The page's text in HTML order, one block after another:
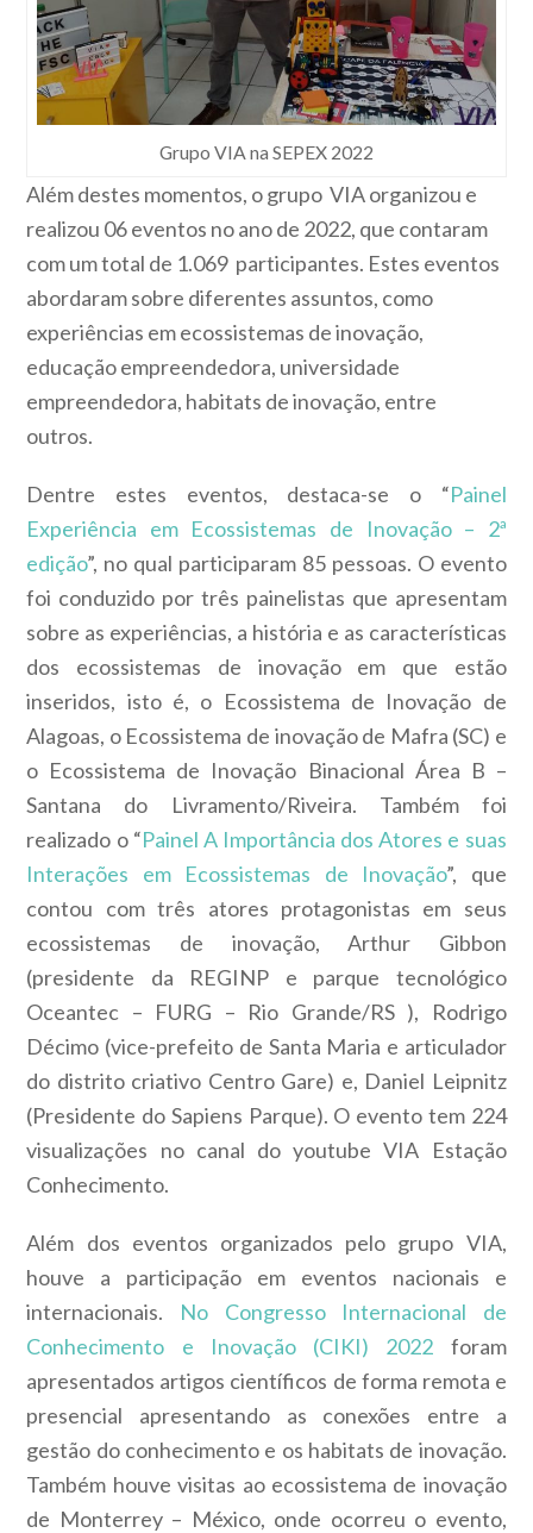
Grupo VIA na SEPEX 2022
Além destes momentos, o grupo VIA organizou e
realizou 06 eventos no ano de 2022, que contaram
com um total de 1.069 participantes. Estes eventos
abordaram sobre diferentes assuntos, como
experiências em ecossistemas de inovação,
educação empreendedora, universidade
empreendedora, habitats de inovação, entre
outros.
Dentre estes eventos, destaca-se o “Painel
Experiência em Ecossistemas de Inovação – 2ª
edição”, no qual participaram 85 pessoas. O evento
foi conduzido por três painelistas que apresentam
sobre as experiências, a história e as características
dos ecossistemas de inovação em que estão
inseridos, isto é, o Ecossistema de Inovação de
Alagoas, o Ecossistema de inovação de Mafra (SC) e
o Ecossistema de Inovação Binacional Área B –
Santana do Livramento/Riveira. Também foi
realizado o “Painel A Importância dos Atores e suas
Interações em Ecossistemas de Inovação”, que
contou com três atores protagonistas em seus
ecossistemas de inovação, Arthur Gibbon
(presidente da REGINP e parque tecnológico
Oceantec – FURG – Rio Grande/RS ), Rodrigo
Décimo (vice-prefeito de Santa Maria e articulador
do distrito criativo Centro Gare) e, Daniel Leipnitz
(Presidente do Sapiens Parque). O evento tem 224
visualizações no canal do youtube VIA Estação
Conhecimento.
Além dos eventos organizados pelo grupo VIA,
houve a participação em eventos nacionais e
internacionais. No Congresso Internacional de
Conhecimento e Inovação (CIKI) 2022 foram
apresentados artigos científicos de forma remota e
presencial apresentando as conexões entre a
gestão do conhecimento e os habitats de inovação.
Também houve visitas ao ecossistema de inovação
de Monterrey – México, onde ocorreu o evento,